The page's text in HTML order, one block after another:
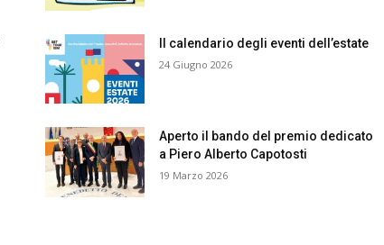
Il calendario degli eventi dell’estate
24 Giugno 2026
Aperto il bando del premio dedicato
a Piero Alberto Capotosti
19 Marzo 2026